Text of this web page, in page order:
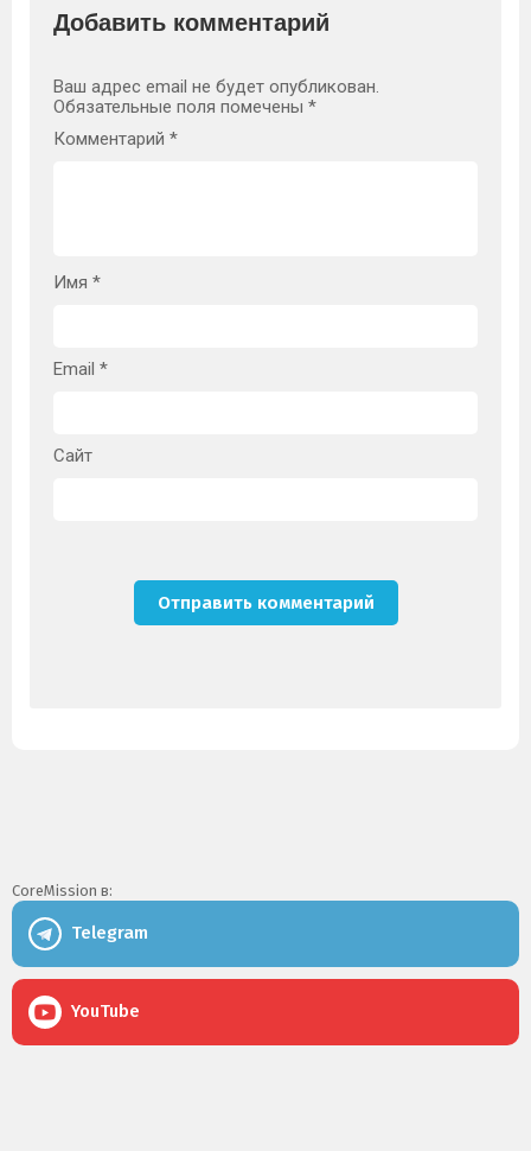
Добавить комментарий
Ваш адрес email не будет опубликован.
Обязательные поля помечены *
Комментарий *
Имя *
Email *
Сайт
CoreMission в:
Telegram
YouTube